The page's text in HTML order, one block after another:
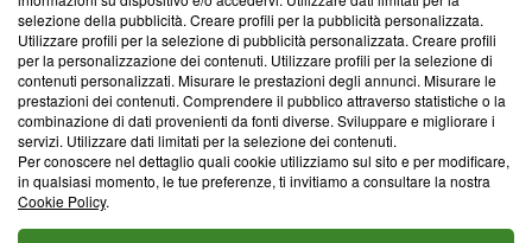
Redazione
Informativa Privacy
Cookie Policy
Blasting SA, IDI CHE-247.845.224, Via Carlo Frasca, 3 - 6900
Lugano (Svizzera) Tel:+39 0690258937
© 2026 Blasting News
selezione della pubblicità. Creare profili per la pubblicità personalizzata.
Utilizzare profili per la selezione di pubblicità personalizzata. Creare profili
per la personalizzazione dei contenuti. Utilizzare profili per la selezione di
contenuti personalizzati. Misurare le prestazioni degli annunci. Misurare le
prestazioni dei contenuti. Comprendere il pubblico attraverso statistiche o la
combinazione di dati provenienti da fonti diverse. Sviluppare e migliorare i
servizi. Utilizzare dati limitati per la selezione dei contenuti.
Per conoscere nel dettaglio quali cookie utilizziamo sul sito e per modificare,
in qualsiasi momento, le tue preferenze, ti invitiamo a consultare la nostra
Cookie Policy.